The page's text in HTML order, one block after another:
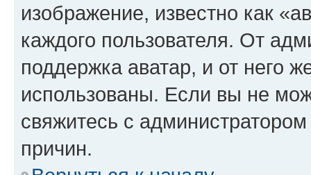
изображение, известно как
каждого пользователя. От
поддержка аватар, и от него
использованы. Если вы не
свяжитесь с
причин.